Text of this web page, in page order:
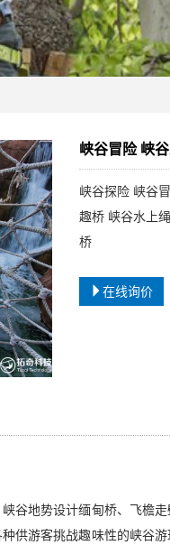
峡谷冒险 峡
峡谷探险 峡谷
趣桥 峡谷水上
桥
在线询价
谷地势设计缅甸桥、飞檐
供游客挑战趣味性的峡谷